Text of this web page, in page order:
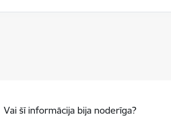
Vai šī informācija bija noderīga?